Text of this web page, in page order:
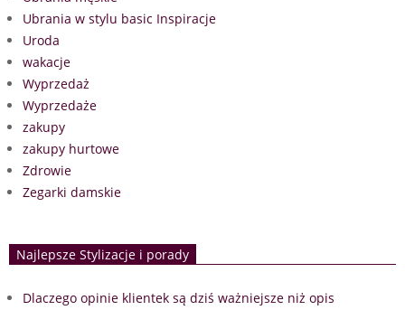
Ubrania w stylu basic Inspiracje
Uroda
wakacje
Wyprzedaż
Wyprzedaże
zakupy
zakupy hurtowe
Zdrowie
Zegarki damskie
Najlepsze Stylizacje i porady
Dlaczego opinie klientek są dziś ważniejsze niż opis